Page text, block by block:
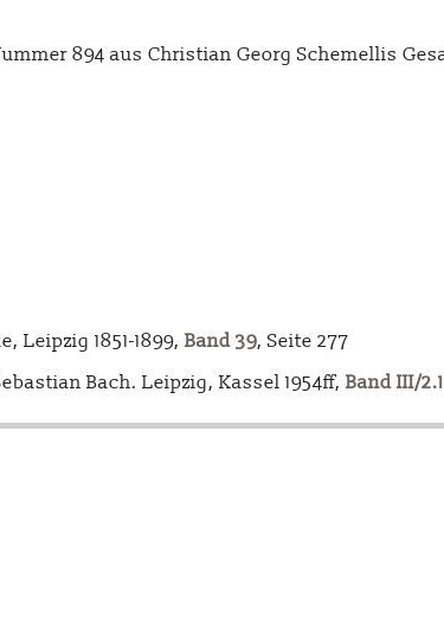
894 aus Christian Georg Schemellis
Leipzig 1851-1899, Band 39, Seite 277
Bach. Leipzig, Kassel 1954ff, Band III/2.1